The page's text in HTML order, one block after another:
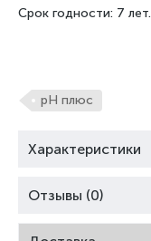
Срок годности: 7 лет.
pH плюс
Характеристики
Отзывы (0)